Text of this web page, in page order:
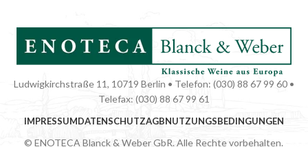
Ludwigkirchstraße 11, 10719 Berlin • Telefon: (030) 88 67 99 60 •
Telefax: (030) 88 67 99 61
IMPRESSUMDATENSCHUTZAGBNUTZUNGSBEDINGUNGEN
© ENOTECA Blanck & Weber GbR. Alle Rechte vorbehalten.